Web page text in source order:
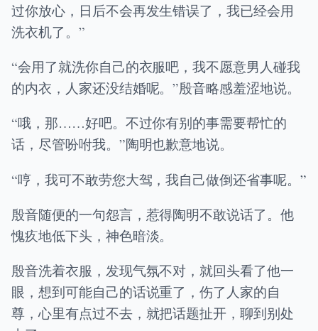
过你放心，日后不会再发生错误了，我已经会用
洗衣机了。”
“会用了就洗你自己的衣服吧，我不愿意男人碰我
的内衣，人家还没结婚呢。”殷音略感羞涩地说。
“哦，那……好吧。不过你有别的事需要帮忙的
话，尽管吩咐我。”陶明也歉意地说。
“哼，我可不敢劳您大驾，我自己做倒还省事呢。”
殷音随便的一句怨言，惹得陶明不敢说话了。他
愧疚地低下头，神色暗淡。
殷音洗着衣服，发现气氛不对，就回头看了他一
眼，想到可能自己的话说重了，伤了人家的自
尊，心里有点过不去，就把话题扯开，聊到别处